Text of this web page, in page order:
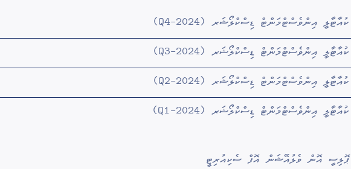
ކުއާޓާލީ އިންވެސްޓްމަންޓް ޑިސްކްލޯޝަރ (Q4-2024)
ކުއާޓާލީ އިންވެސްޓްމަންޓް ޑިސްކްލޯޝަރ (Q3-2024)
ކުއާޓާލީ އިންވެސްޓްމަންޓް ޑިސްކްލޯޝަރ (Q2-2024)
ކުއާޓާލީ އިންވެސްޓްމަންޓް ޑިސްކްލޯޝަރ (Q1-2024)
ޕޮލިސީ އޮން ވެލުއޭޝަން އޮފް ސެކިއުރިޓީ